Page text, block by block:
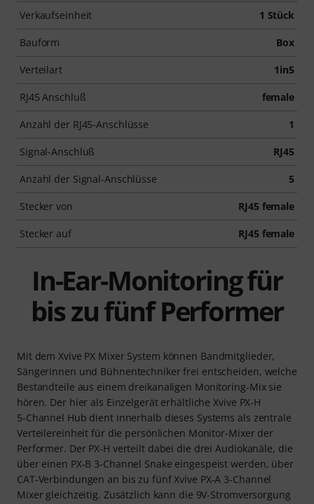
Verkaufseinheit 1 Stück
Bauform Box
Verteilart 1in5
RJ45 Anschluß female
Anzahl der RJ45-Anschlüsse 1
Signal-Anschluß RJ45
Anzahl der Signal-Anschlüsse 5
Stecker von RJ45 female
Stecker auf RJ45 female
In-Ear-Monitoring für
bis zu fünf Performer
Mit dem Xvive PX Mixer System können Bandmitglieder,
Sängerinnen und Bühnentechniker frei entscheiden, welche
Bestandteile aus einem dreikanaligen Monitoring‑Mix sie
hören. Der hier als Einzelgerät erhältliche Xvive PX‑H
5‑Channel Hub dient innerhalb dieses Systems als zentrale
Verteilereinheit für die persönlichen Monitor‑Mixer der
Performer. Der PX‑H verteilt dabei die drei Audiokanäle, die
über einen PX‑B 3‑Channel Snake eingespeist werden, über
CAT‑Verbindungen an bis zu fünf Xvive PX‑A 3‑Channel
Mixer gleichzeitig. Zusätzlich kann die 9V‑Stromversorgung